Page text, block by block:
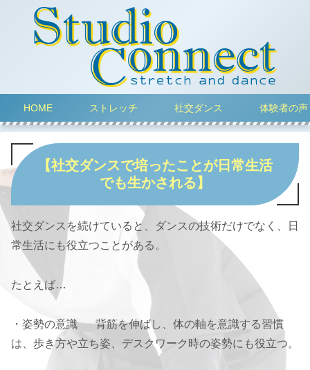
HOME ストレッチ 社交ダンス 体験者の声
【社交ダンスで培ったことが日常生活
でも生かされる】
社交ダンスを続けていると、ダンスの技術だけでなく、日
常生活にも役立つことがある。
たとえば…
・姿勢の意識 背筋を伸ばし、体の軸を意識する習慣
は、歩き方や立ち姿、デスクワーク時の姿勢にも役立つ。